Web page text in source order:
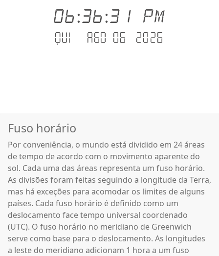
06:36:32 PM
Qui - Ago 06 .2026
Fuso horário
Por conveniência, o mundo está dividido em 24 áreas
de tempo de acordo com o movimento aparente do
sol. Cada uma das áreas representa um fuso horário.
As divisões foram feitas seguindo a longitude da Terra,
mas há exceções para acomodar os limites de alguns
países. Cada fuso horário é definido como um
deslocamento face tempo universal coordenado
(UTC). O fuso horário no meridiano de Greenwich
serve como base para o deslocamento. As longitudes
a leste do meridiano adicionam 1 hora a um fuso